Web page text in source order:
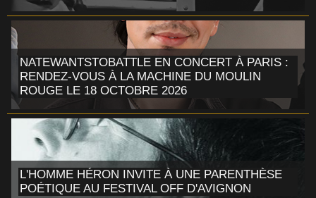
NATEWANTSTOBATTLE EN CONCERT À PARIS :
RENDEZ-VOUS À LA MACHINE DU MOULIN
ROUGE LE 18 OCTOBRE 2026
L'HOMME HÉRON INVITE À UNE PARENTHÈSE
POÉTIQUE AU FESTIVAL OFF D'AVIGNON